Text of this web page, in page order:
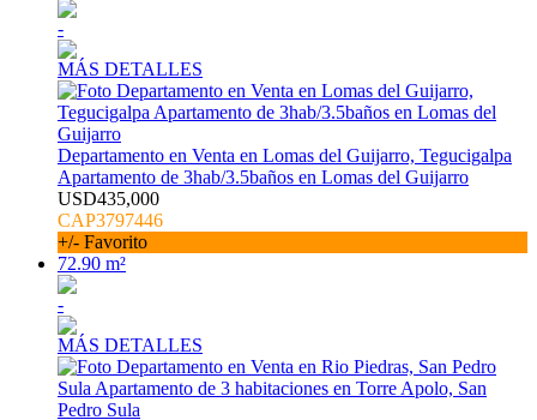
-
MÁS DETALLES
Departamento en Venta en Lomas del Guijarro, Tegucigalpa
Apartamento de 3hab/3.5baños en Lomas del Guijarro
USD435,000
CAP3797446
+/- Favorito
72.90 m²
-
MÁS DETALLES